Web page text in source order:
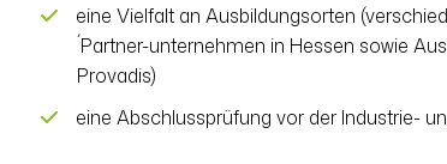
eine Vielfalt an Ausbildungsorten
´Partner-unternehmen in Hessen sowie
Provadis)
eine Abschlussprüfung vor der Industrie-